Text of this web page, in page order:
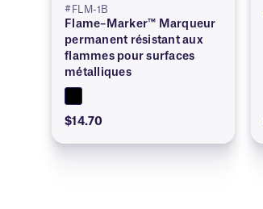
#FLM-1B
Flame–Marker™ Marqueur
permanent résistant aux
flammes pour surfaces
métalliques
$14.70